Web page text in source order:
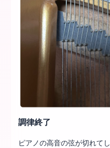
調律終了
ピアノの高音の弦が切れて